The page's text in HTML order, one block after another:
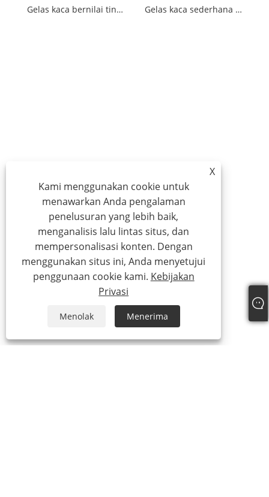
Gelas kaca bernilai tinggi gelas air mini DunDun yang terkenal di internet Gelas kaca sederhana berdinding ganda tahan panas
X
Kami menggunakan cookie untuk
menawarkan Anda pengalaman
penelusuran yang lebih baik,
menganalisis lalu lintas situs, dan
mempersonalisasi konten. Dengan
menggunakan situs ini, Anda menyetujui
penggunaan cookie kami. Kebijakan
Privasi
Menolak Menerima